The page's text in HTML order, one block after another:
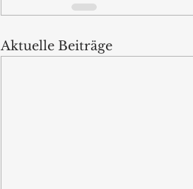
Aktuelle Beiträge